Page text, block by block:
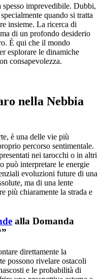
spesso imprevedibile. Dubbi,
quando si tratta
insieme. La ricerca di
di un profondo desiderio
È qui che il mondo
esplorare le dinamiche
consapevolezza.
nella Nebbia
è una delle vie più
percorso sentimentale.
nei tarocchi o in altri
può interpretare le energie
evoluzioni future di una
ma di una lente
più chiaramente la strada e
alla Domanda
direttamente la
possono rivelare ostacoli
e le probabilità di